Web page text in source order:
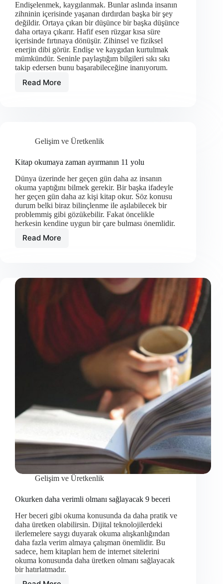
Endişelenmek, kaygılanmak. Bunlar aslında insanın
zihninin içerisinde yaşanan dırdırdan başka bir şey
değildir. Ortaya çıkan bir düşünce bir başka düşünce
daha ortaya çıkarır. Hafif esen rüzgar kısa süre
içerisinde fırtınaya dönüşür. Zihinsel ve fiziksel
enerjin dibi görür. Endişe ve kaygıdan kurtulmak
mümkündür. Seninle paylaştığım bilgileri sıkı sıkı
takip edersen bunu başarabileceğine inanıyorum.
Read MoreEndişelerden
yol
Gelişim ve Üretkenlik
Kitap okumaya zaman ayırmanın 11 yolu
Dünya üzerinde her geçen gün daha az insanın
okuma yaptığını bilmek gerekir. Bir başka ifadeyle
her geçen gün daha az kişi kitap okur. Söz konusu
durum belki biraz bilinçlenme ile aşılabilecek bir
problemmiş gibi gözükebilir. Fakat öncelikle
herkesin kendine uygun bir çare bulması önemlidir.
Read More
Kitap
11
Gelişim ve Üretkenlik
Okurken daha verimli olmanı sağlayacak 9 beceri
Her beceri gibi okuma konusunda da daha pratik ve
daha üretken olabilirsin. Dijital teknolojilerdeki
ilerlemelere saygı duyarak okuma alışkanlığından
daha fazla verim almaya çalışman önemlidir. Bu
sadece, hem kitapları hem de internet sitelerini
okuma konusunda daha üretken olmanı sağlayacak
bir hatırlatmadır.